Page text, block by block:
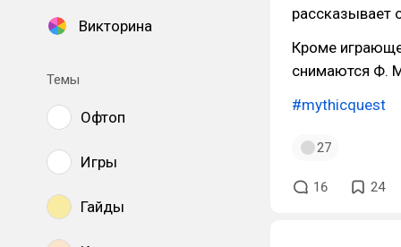
Викторина
Темы
Офтоп
Игры
Гайды
рассказывает
Кроме
снимаются Ф.
#mythicquest
27
16 24